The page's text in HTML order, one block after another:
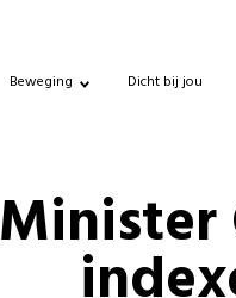
Beweging Dicht bij jou
Minister